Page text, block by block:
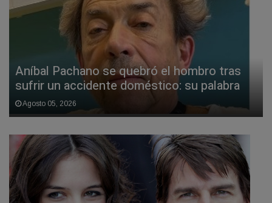
Aníbal Pachano se quebró el hombro tras
sufrir un accidente doméstico: su palabra
Agosto 05, 2026